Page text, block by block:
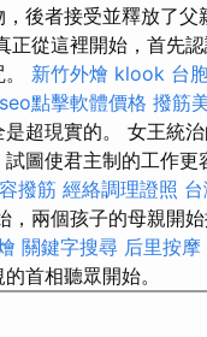
後者接受並釋放了父
正從這裡開始，首先
新竹外燴 klook 台
seo點擊軟體價格 撥筋
超現實的。 女王統
圖使君主制的工作更
撥筋 經絡調理證照
，兩個孩子的母親開
關鍵字搜尋 后里按摩
首相聽眾開始。